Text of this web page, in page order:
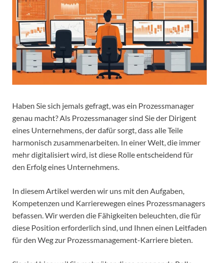
Haben Sie sich jemals gefragt, was ein Prozessmanager
genau macht? Als Prozessmanager sind Sie der Dirigent
eines Unternehmens, der dafür sorgt, dass alle Teile
harmonisch zusammenarbeiten. In einer Welt, die immer
mehr digitalisiert wird, ist diese Rolle entscheidend für
den Erfolg eines Unternehmens.
In diesem Artikel werden wir uns mit den Aufgaben,
Kompetenzen und Karrierewegen eines Prozessmanagers
befassen. Wir werden die Fähigkeiten beleuchten, die für
diese Position erforderlich sind, und Ihnen einen Leitfaden
für den Weg zur Prozessmanagement-Karriere bieten.